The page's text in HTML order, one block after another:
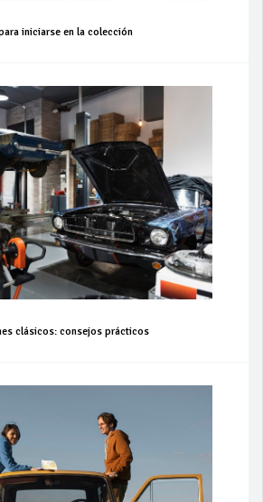
iniciarse en la colección
clásicos: consejos prácticos